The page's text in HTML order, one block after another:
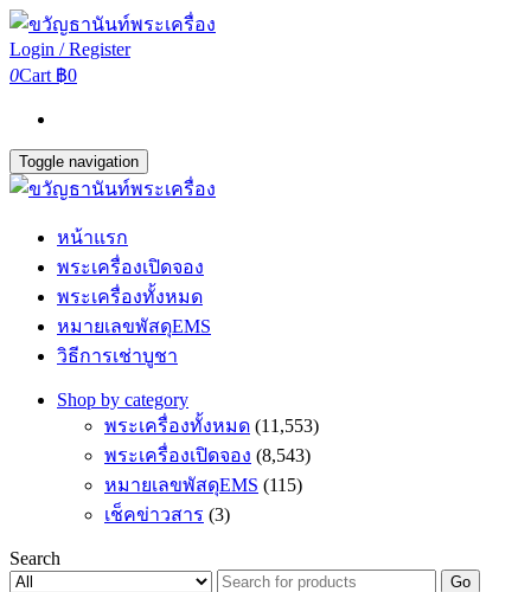
Login / Register
0Cart ฿0
Toggle navigation
หน้าแรก
พระเครื่องเปิดจอง
พระเครื่องทั้งหมด
หมายเลขพัสดุEMS
วิธีการเช่าบูชา
Shop by category
พระเครื่องทั้งหมด (11,553)
พระเครื่องเปิดจอง (8,543)
หมายเลขพัสดุEMS (115)
เช็คข่าวสาร (3)
Search
Go